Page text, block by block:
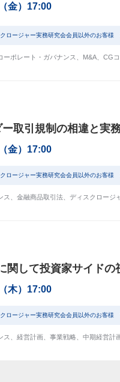
金）17:00
ージャー実務研究会会員以外のお客様
ーポレート・ガバナンス M&A CG
取引規制の相違と実
金）17:00
ージャー実務研究会会員以外のお客様
ス 金融商品取引法 ディスクロージ
関して投資家サイドの
木）17:00
ージャー実務研究会会員以外のお客様
ス 経営計画 事業戦略 中期経営計